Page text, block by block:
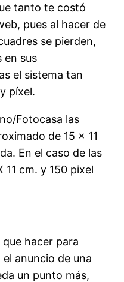
tanto te costó
pues al hacer de
se pierden,
en sus
el sistema tan
píxel.
Fotocasa las
de 15 x 11
En el caso de las
11 cm. y 150 pixel
hacer para
anuncio de una
un punto más,